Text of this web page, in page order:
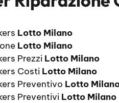
Lotto Milano
Lotto Milano
Prezzi Lotto Milano
Costi Lotto Milano
Preventivo Lotto
Preventivi Lotto Milano